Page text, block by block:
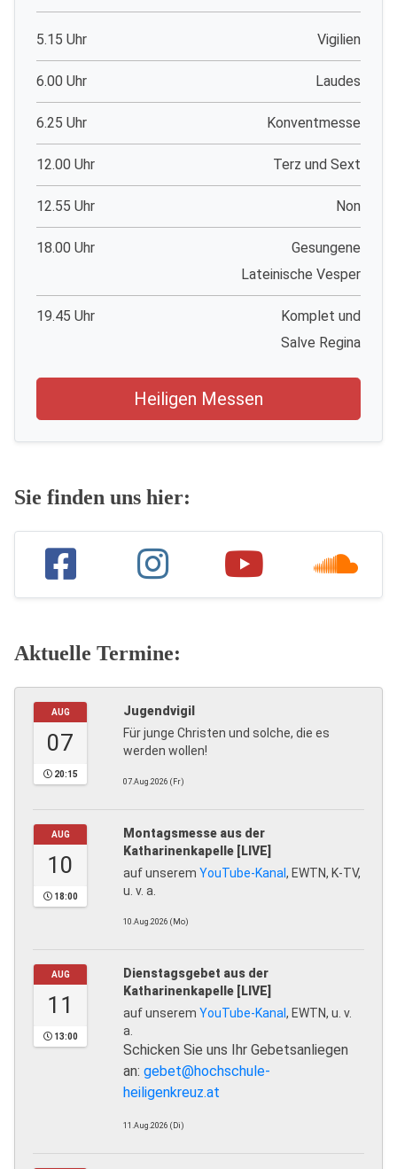
5.15 Uhr Vigilien
6.00 Uhr Laudes
6.25 Uhr Konventmesse
12.00 Uhr Terz und Sext
12.55 Uhr Non
18.00 Uhr
Gesungene
Lateinische Vesper
19.45 Uhr
Komplet und
Salve Regina
Heiligen Messen
Sie finden uns hier:
Aktuelle Termine:
AUG
07
20:15
Jugendvigil
Für junge Christen und solche, die es
werden wollen!
07.Aug.2026 (Fr)
AUG
10
18:00
Montagsmesse aus der
Katharinenkapelle [LIVE]
auf unserem YouTube-Kanal, EWTN, K-TV,
u. v. a.
10.Aug.2026 (Mo)
AUG
11
13:00
Dienstagsgebet aus der
Katharinenkapelle [LIVE]
auf unserem YouTube-Kanal, EWTN, u. v.
a.
Schicken Sie uns Ihr Gebetsanliegen
an: gebet@hochschule-
heiligenkreuz.at
11.Aug.2026 (Di)